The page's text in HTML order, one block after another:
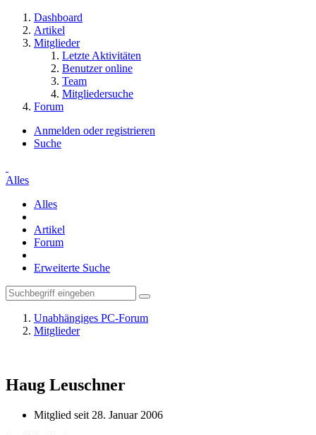
Dashboard
Artikel
Mitglieder
Letzte Aktivitäten
Benutzer online
Team
Mitgliedersuche
Forum
Anmelden oder registrieren
Suche
Alles
Alles
Artikel
Forum
Erweiterte Suche
Unabhängiges PC-Forum
Mitglieder
Haug Leuschner
Mitglied seit 28. Januar 2006